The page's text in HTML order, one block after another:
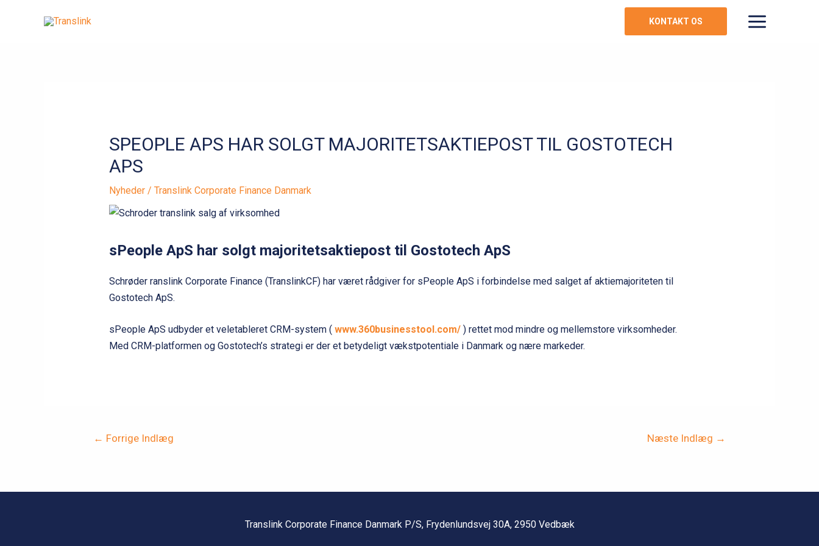
KONTAKT OS
MAIN
SPEOPLE APS HAR SOLGT MAJORITETSAKTIEPOST TIL GOSTOTECH
APS
Nyheder/ Translink Corporate Finance Danmark
sPeople ApS har solgt majoritetsaktiepost til Gostotech ApS
Schrøder ranslink Corporate Finance (TranslinkCF) har været rådgiver for sPeople ApS i forbindelse med salget af aktiemajoriteten til
Gostotech ApS.
sPeople ApS udbyder et veletableret CRM-system ( www.360businesstool.com/) rettet mod mindre og mellemstore virksomheder.
Med CRM-platformen og Gostotech’s strategi er der et betydeligt vækstpotentiale i Danmark og nære markeder.
Indlægsnavigation
← Forrige Indlæg Næste Indlæg →
Translink Corporate Finance Danmark P/S, Frydenlundsvej 30A, 2950 Vedbæk